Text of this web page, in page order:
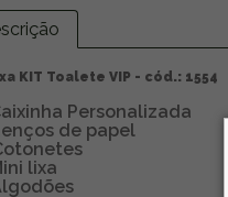
KIT Toalete VIP - cód.: 1554
Personalizada
de papel
lixa